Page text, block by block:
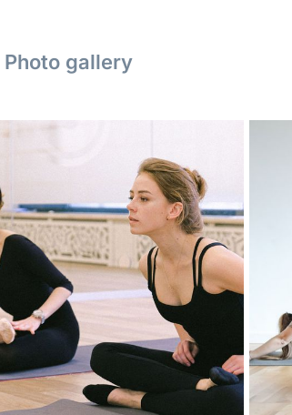
Photo gallery